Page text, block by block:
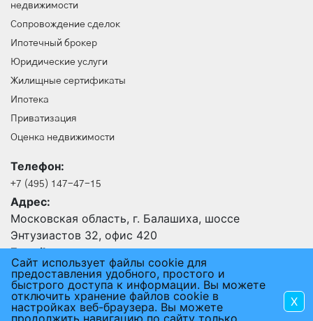
недвижимости
Сопровождение сделок
Ипотечный брокер
Юридические услуги
Жилищные сертификаты
Ипотека
Приватизация
Оценка недвижимости
Телефон:
+7 (495) 147-47-15
Адрес:
Московская область, г. Балашиха, шоссе
Энтузиастов 32, офис 420
E-mail:
24@an-rus.ru
2015 - 2026 © АГЕНТСТВО НЕДВИЖИМОСТИ РУСЬ
ПОЛЬЗОВАТЕЛЬСКОЕ СОГЛАШЕНИЕ
Сайт использует файлы cookie для
предоставления удобного, простого и
быстрого доступа к информации. Вы можете
отключить хранение файлов cookie в
настройках веб-браузера. Вы можете
продолжить навигацию по сайту только
X